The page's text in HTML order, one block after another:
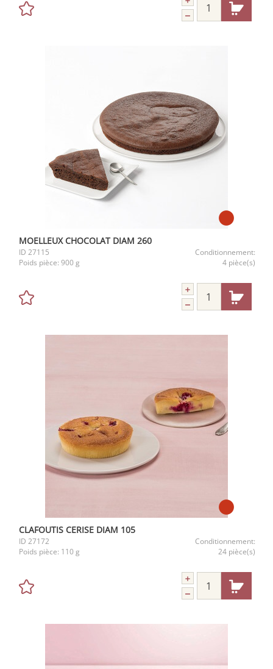
MOELLEUX CHOCOLAT DIAM 260
ID 27115
Conditionnement:
Poids pièce: 900 g 4 pièce(s)
CLAFOUTIS CERISE DIAM 105
ID 27172
Conditionnement:
Poids pièce: 110 g 24 pièce(s)